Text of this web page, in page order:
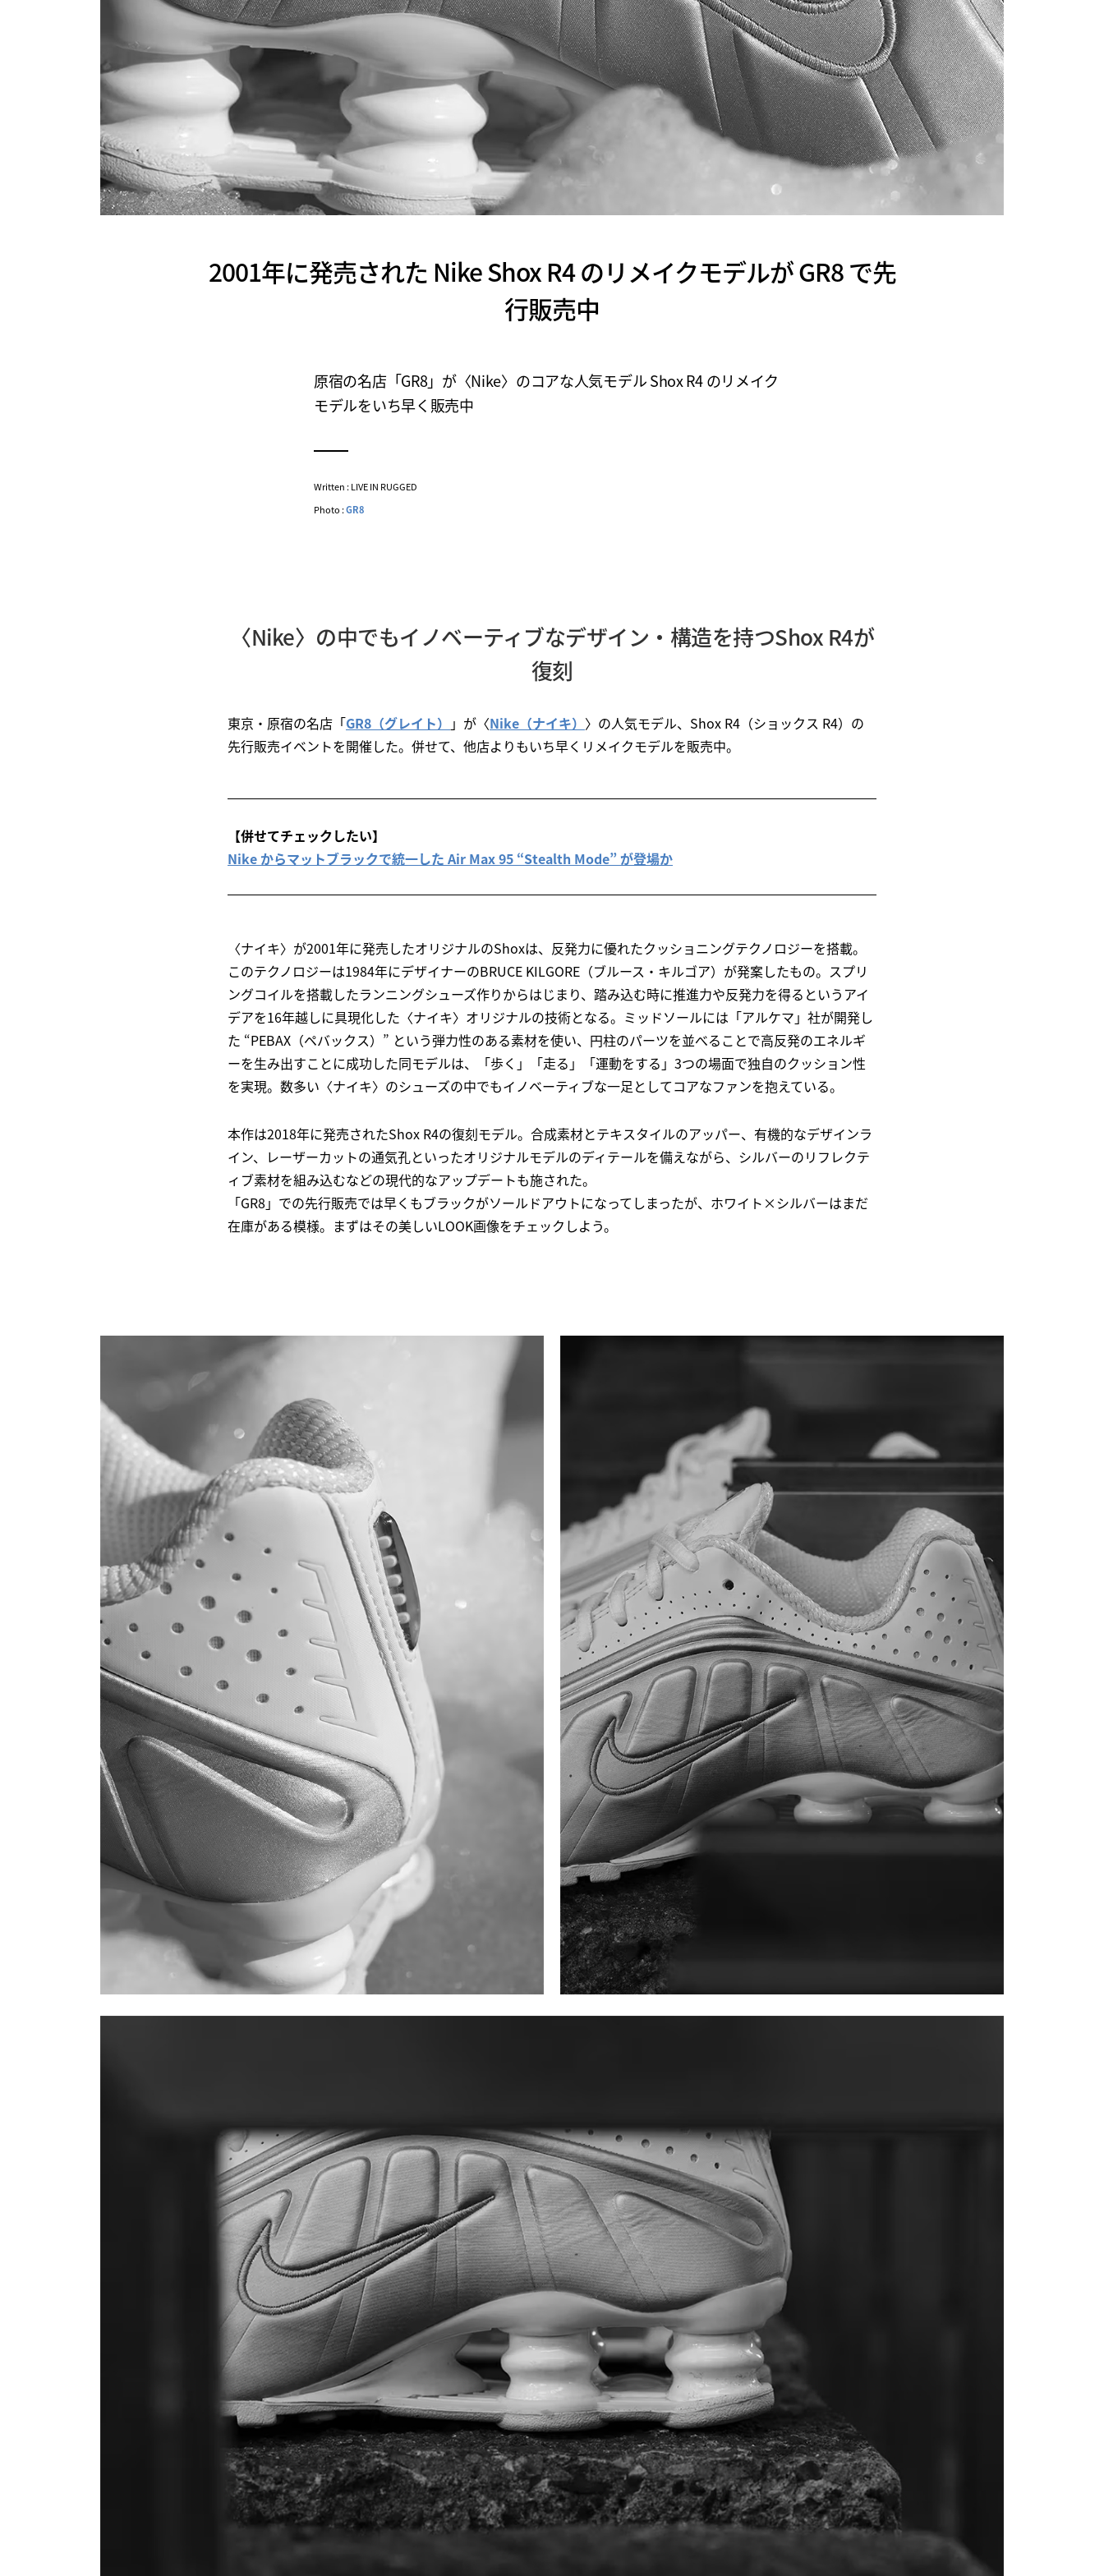
2001年に発売された Nike Shox R4 のリメイクモデルが GR8 で先
行販売中
原宿の名店「GR8」が〈Nike〉のコアな人気モデル Shox R4 のリメイク
モデルをいち早く販売中
Written : LIVE IN RUGGED
Photo :GR8
〈Nike〉の中でもイノベーティブなデザイン・構造を持つShox R4が
復刻
東京・原宿の名店「GR8（グレイト） 」が〈Nike（ナイキ） 〉の人気モデル、Shox R4（ショックス R4）の
先行販売イベントを開催した。併せて、他店よりもいち早くリメイクモデルを販売中。
【併せてチェックしたい】
Nike からマットブラックで統一した Air Max 95 “Stealth Mode” が登場か
〈ナイキ〉が2001年に発売したオリジナルのShoxは、反発力に優れたクッショニングテクノロジーを搭載。
このテクノロジーは1984年にデザイナーのBRUCE KILGORE（ブルース・キルゴア）が発案したもの。スプリ
ングコイルを搭載したランニングシューズ作りからはじまり、踏み込む時に推進力や反発力を得るというアイ
デアを16年越しに具現化した〈ナイキ〉オリジナルの技術となる。ミッドソールには「アルケマ」社が開発し
た “PEBAX（ペバックス）” という弾力性のある素材を使い、円柱のパーツを並べることで高反発のエネルギ
ーを生み出すことに成功した同モデルは、「歩く」「走る」「運動をする」3つの場面で独自のクッション性
を実現。数多い〈ナイキ〉のシューズの中でもイノベーティブな一足としてコアなファンを抱えている。
本作は2018年に発売されたShox R4の復刻モデル。合成素材とテキスタイルのアッパー、有機的なデザインラ
イン、レーザーカットの通気孔といったオリジナルモデルのディテールを備えながら、シルバーのリフレクテ
ィブ素材を組み込むなどの現代的なアップデートも施された。
「GR8」での先行販売では早くもブラックがソールドアウトになってしまったが、ホワイト×シルバーはまだ
在庫がある模様。まずはその美しいLOOK画像をチェックしよう。